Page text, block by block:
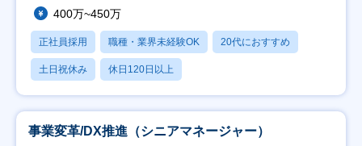
400万~450万
正社員採用 職種・業界未経験OK 20代におすすめ
土日祝休み 休日120日以上
事業変革/DX推進（シニアマネージャー）